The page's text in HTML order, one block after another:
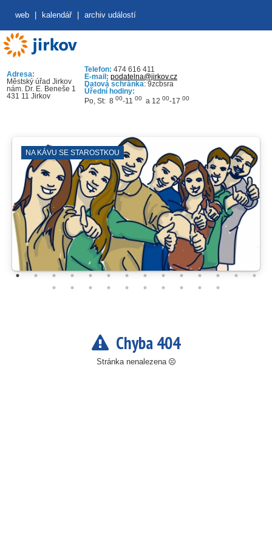
web kalendář archiv událostí
Adresa:
Městský úřad Jirkov
nám. Dr. E. Beneše 1
431 11 Jirkov
Telefon: 474 616 411
E-mail: podatelna@jirkov.cz
Datová schránka: 9zcbsra
Úřední hodiny:
Po, St: 8 00-11 00 a 12 00-17 00
NA KÁVU SE STAROSTKOU
Chyba 404
Stránka nenalezena